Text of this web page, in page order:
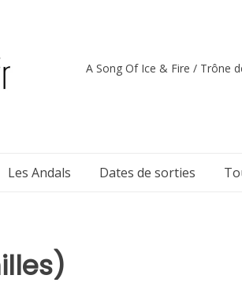
A Song Of Ice & Fire / Trône
Les Andals Dates de sorties